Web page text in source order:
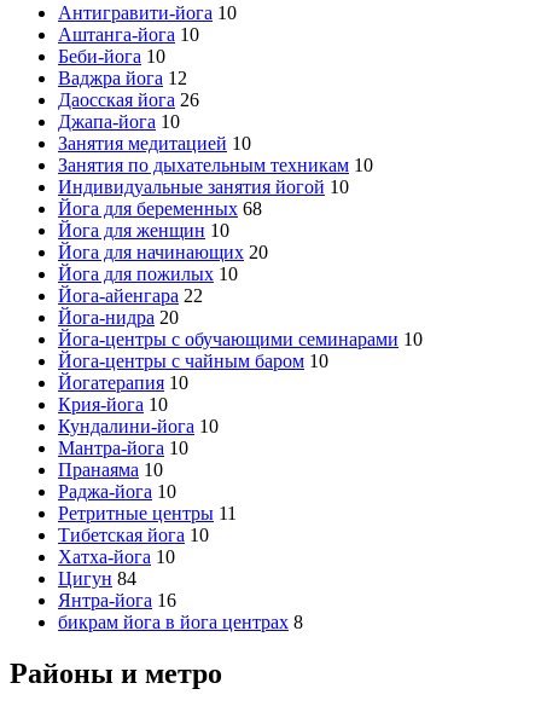
Антигравити-йога 10
Аштанга-йога 10
Беби-йога 10
Ваджра йога 12
Даосская йога 26
Джапа-йога 10
Занятия медитацией 10
Занятия по дыхательным техникам 10
Индивидуальные занятия йогой 10
Йога для беременных 68
Йога для женщин 10
Йога для начинающих 20
Йога для пожилых 10
Йога-айенгара 22
Йога-нидра 20
Йога-центры с обучающими семинарами 10
Йога-центры с чайным баром 10
Йогатерапия 10
Крия-йога 10
Кундалини-йога 10
Мантра-йога 10
Пранаяма 10
Раджа-йога 10
Ретритные центры 11
Тибетская йога 10
Хатха-йога 10
Цигун 84
Янтра-йога 16
бикрам йога в йога центрах 8
Районы и метро